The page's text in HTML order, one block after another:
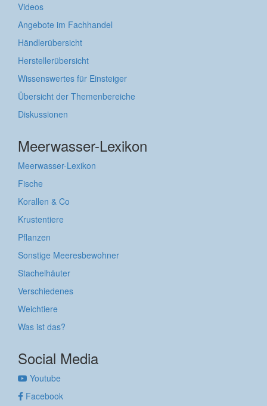
Videos
Angebote im Fachhandel
Händlerübersicht
Herstellerübersicht
Wissenswertes für Einsteiger
Übersicht der Themenbereiche
Diskussionen
Meerwasser-Lexikon
Meerwasser-Lexikon
Fische
Korallen & Co
Krustentiere
Pflanzen
Sonstige Meeresbewohner
Stachelhäuter
Verschiedenes
Weichtiere
Was ist das?
Social Media
Youtube
Facebook